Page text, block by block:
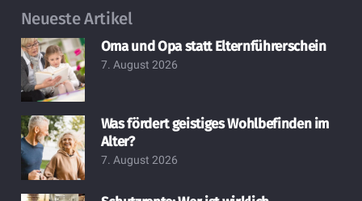
Neueste Artikel
Oma und Opa statt Elternführerschein
7. August 2026
Was fördert geistiges Wohlbefinden im
Alter?
7. August 2026